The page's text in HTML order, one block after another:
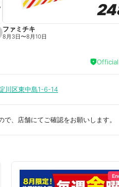
ファミチキ
8月3日〜8月10日
川区東中島1-6-14
、店舗にてご確認をお願いします。